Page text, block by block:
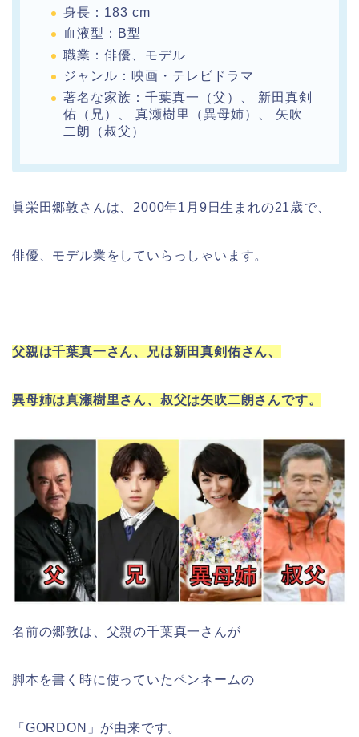
身長：183 cm
血液型：B型
職業：俳優、モデル
ジャンル：映画・テレビドラマ
著名な家族：千葉真一（父）、 新田真剣
佑（兄）、 真瀬樹里（異母姉）、 矢吹
二朗（叔父）
眞栄田郷敦さんは、2000年1月9日生まれの21歳で、
俳優、モデル業をしていらっしゃいます。
父親は千葉真一さん、兄は新田真剣佑さん、
異母姉は真瀬樹里さん、叔父は矢吹二朗さんです。
名前の郷敦は、父親の千葉真一さんが
脚本を書く時に使っていたペンネームの
「GORDON」が由来です。